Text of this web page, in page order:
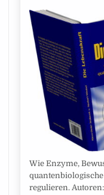
Wie Enzyme,
regulieren.